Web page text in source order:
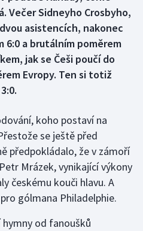
Večer Sidneyho Crosbyho,
asistencích, nakonec
a brutálním poměrem
jak se Češi poučí do
Evropy. Ten si totiž
koho postaví na
se ještě před
předpokládalo, že v zámoří
Mrázek, vynikající výkony
českému kouči hlavu. A
gólmana Philadelphie.
od fanoušků